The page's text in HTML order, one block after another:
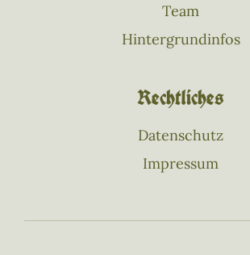
Team
Hintergrundinfos
Rechtliches
Datenschutz
Impressum